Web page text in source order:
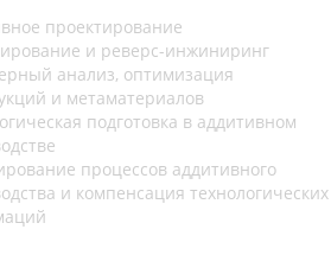
проектирование
и реверс-инжиниринг
анализ, оптимизация
и метаматериалов
подготовка в аддитивном
процессов аддитивного
и компенсация технологических